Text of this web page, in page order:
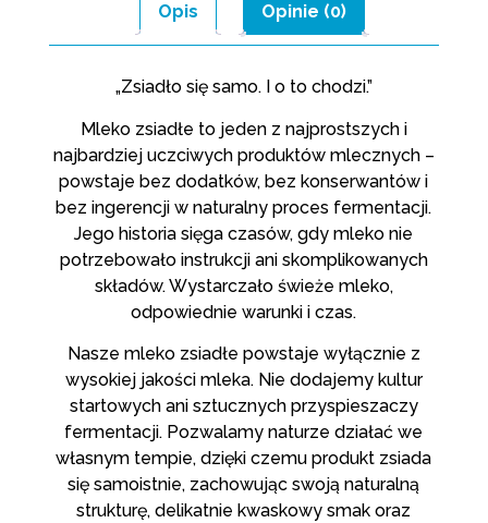
Opis Opinie (0)
„Zsiadło się samo. I o to chodzi.”
Mleko zsiadłe to jeden z najprostszych i
najbardziej uczciwych produktów mlecznych –
powstaje bez dodatków, bez konserwantów i
bez ingerencji w naturalny proces fermentacji.
Jego historia sięga czasów, gdy mleko nie
potrzebowało instrukcji ani skomplikowanych
składów. Wystarczało świeże mleko,
odpowiednie warunki i czas.
Nasze mleko zsiadłe powstaje wyłącznie z
wysokiej jakości mleka. Nie dodajemy kultur
startowych ani sztucznych przyspieszaczy
fermentacji. Pozwalamy naturze działać we
własnym tempie, dzięki czemu produkt zsiada
się samoistnie, zachowując swoją naturalną
strukturę, delikatnie kwaskowy smak oraz